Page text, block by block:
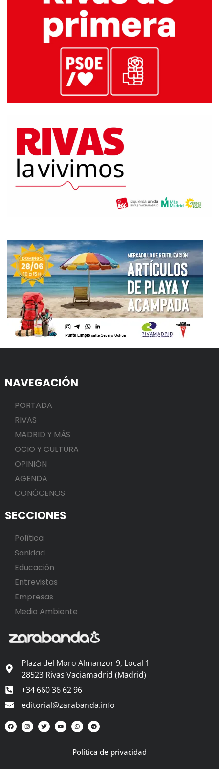
NAVEGACIÓN
PORTADA
RIVAS
MADRID Y MÁS
OCIO Y CULTURA
OPINIÓN
AGENDA
CONÓCENOS
SECCIONES
Política
Sanidad
Educación
Entrevistas
Empresas
Medio Ambiente
Plaza del Moro Almanzor 9, Local 1
28523 Rivas Vaciamadrid (Madrid)
+34 660 36 62 96
editorial@zarabanda.info
Política de privacidad